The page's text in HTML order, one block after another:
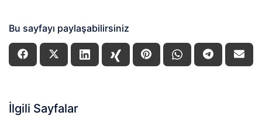
Bu sayfayı paylaşabilirsiniz
İlgili Sayfalar